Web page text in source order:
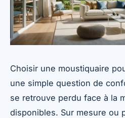
Choisir une moustiquaire
une simple question de
se retrouve perdu face à la
disponibles. Sur mesure ou